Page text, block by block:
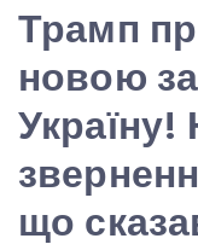
Трамп
новою
Україну!
що